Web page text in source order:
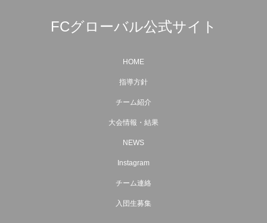
FCグローバル公式サイト
HOME
指導方針
チーム紹介
大会情報・結果
NEWS
Instagram
チーム連絡
入団生募集